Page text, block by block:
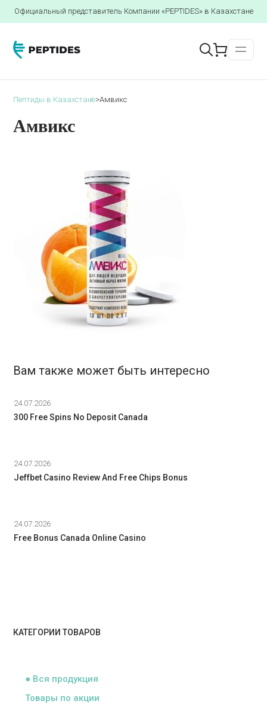
Официальный представитель Компании «PEPTIDES» в Казахстане
Пептиды в Казахстане>Амвикс
Амвикс
Вам также может быть интересно
24.07.2026
300 Free Spins No Deposit Canada
24.07.2026
Jeffbet Casino Review And Free Chips Bonus
24.07.2026
Free Bonus Canada Online Casino
КАТЕГОРИИ ТОВАРОВ
● Вся продукция
Товары по акции